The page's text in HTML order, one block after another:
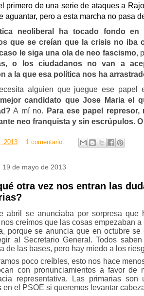
primero de una serie de ataques a
aguantar, pero a esta marcha no pasa
neoliberal ha tocado fondo
que se creían que la crisis no iba
le siga una ola de neo fascismo,
o los ciudadanos no van a
a la que esa política nos ha
alguien que juegue ese papel
candidato que Jose Maria el
A mí no.
Para ese papel
neo franquista y sin escrúpulos. O
2013 1 comentario:
19 de mayo de 2013
otra vez nos entran las
abril se anunciaba por sorpresa que
creímos que las cosas empezaban
porque se anuncia que en octubre
al Secretario General. Todos
de las bases, pero hay miedo a los
poco creíbles, esto nos hace
con pronunciamientos a favor de
representativa. Las primarias
en el PSOE si queremos levantar